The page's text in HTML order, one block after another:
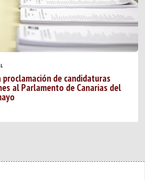
proclamación de candidaturas
al Parlamento de Canarias del